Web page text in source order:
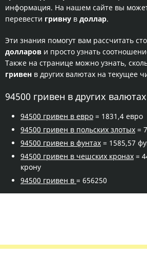
информация. На нашем сайте вы
перевести гривну в доллар.
Эти знания помогут вам рассчитать
долларов и просто узнать
Также на странице можно узнать,
гривен в других валютах на текущее
94500 гривен в других валютах
94500 гривен в евро = 1831,4 евро
94500 гривен в польских злотых =
94500 гривен в фунтах = 1585,57
94500 гривен в чешских кронах =
крону
94500 гривен в = 656250